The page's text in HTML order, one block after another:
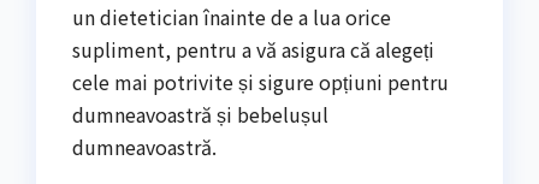
un dietetician înainte de a lua orice
supliment, pentru a vă asigura că alegeți
cele mai potrivite și sigure opțiuni pentru
dumneavoastră și bebelușul
dumneavoastră.